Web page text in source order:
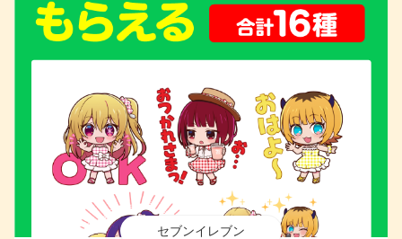
セブンイレブン